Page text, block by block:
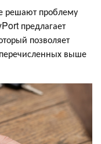
решают проблему
предлагает
позволяет
выше